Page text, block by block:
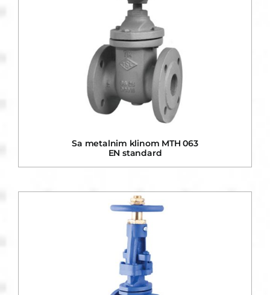
Sa metalnim klinom MTH 063
EN standard